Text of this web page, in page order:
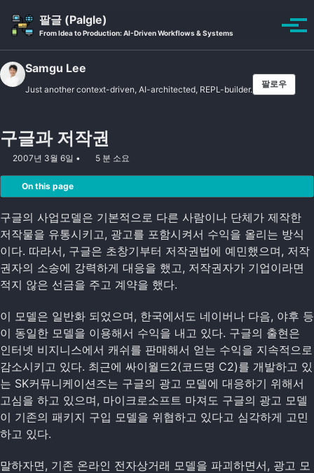
팔글 (Palgle)
From Idea to Production: AI-Driven Workflows & Systems
Toggle
토
Samgu Lee
Just another context-driven, AI-architected, REPL-builder.
팔로우
구글과 저작권
2007년 3월 6일 5 분 소요
On this page
구글의 사업모델은 기본적으로 다른 사람이나 단체가 제작한
저작물을 유통시키고, 광고를 포함시켜서 수익을 올리는 방식
이다. 따라서, 구글은 초창기부터 저작권법에 예민했으며, 저작
권자의 소송에 강력하게 대응을 했고, 저작권자가 기업이라면
적지 않은 선금을 주고 계약을 했다.
이 모델은 일반화 되었으며, 한국에서도 네이버나 다음, 야후 등
이 동일한 모델을 이용해서 수익을 내고 있다. 구글의 출현은
인터넷 비지니스에서 캐쉬를 판매해서 얻는 수익을 지속적으로
감소시키고 있다. 최근에 싸이월드2(코드명 C2)를 개발하고 있
는 SK커뮤니케이션즈는 구글의 광고 모델에 대응하기 위해서
고심을 하고 있으며, 마이크로소프트 마져도 구글의 광고 모델
이 기존의 패키지 구입 모델을 위협하고 있다고 심각하게 고민
하고 있다.
말하자면, 기존 온라인 전자상거래 모델을 파괴하면서, 광고 모